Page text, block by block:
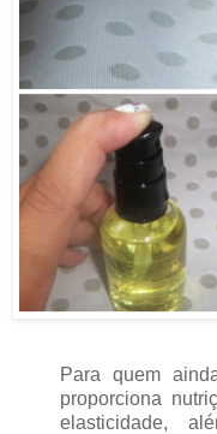
Para quem
proporciona
elasticidade,